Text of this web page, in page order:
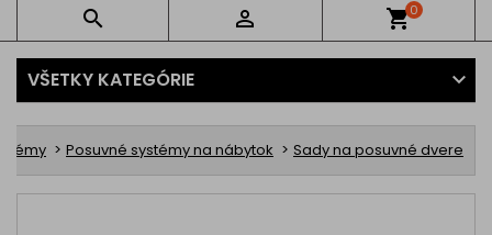
  shopping_cart0
VŠETKY KATEGÓRIE
Posuvné systémy na nábytok Sady na posuvné dvere